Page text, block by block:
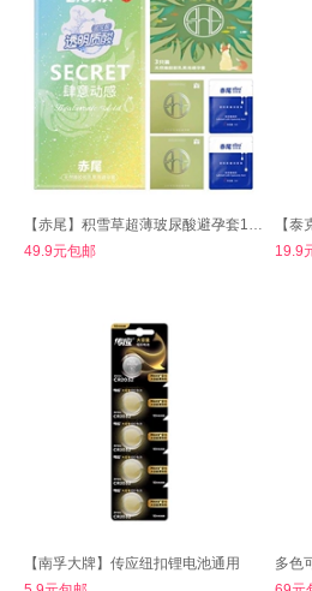
【赤尾】积雪草超薄玻尿酸避孕套15只
49.9元包邮
19.9
【南孚大牌】传应纽扣锂电池通用
多色